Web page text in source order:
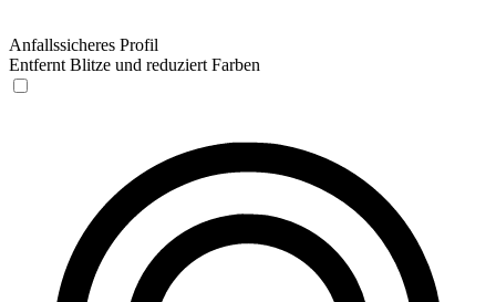
Anfallssicheres Profil
Entfernt Blitze und reduziert Farben